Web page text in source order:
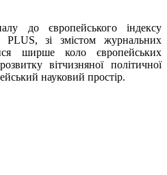
до європейського індексу
зі змістом журнальних
ширше коло європейських
вітчизняної політичної
науковий простір.